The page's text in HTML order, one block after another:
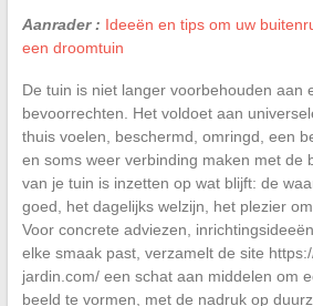
Aanrader : Ideeën en tips om uw
een droomtuin
De tuin is niet langer voorbehouden aan
bevoorrechten. Het voldoet aan
thuis voelen, beschermd, omringd, een
en soms weer verbinding maken met de
van je tuin is inzetten op wat blijft: de
goed, het dagelijks welzijn, het plezier
Voor concrete adviezen,
elke smaak past, verzamelt de site
jardin.com/ een schat aan middelen om
beeld te vormen, met de nadruk op